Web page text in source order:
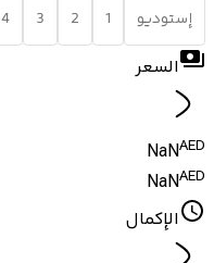
إستوديو 1
2
3
4
السعر
NaNAED
NaNAED
الإكمال